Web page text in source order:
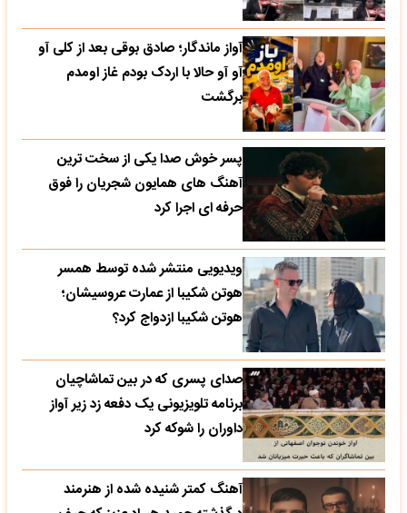
آواز ماندگار؛ صادق بوقی بعد از کلی آو
آو آو حالا با اردک بودم غاز اومدم
برگشت
پسر خوش صدا یکی از سخت ترین
آهنگ های همایون شجریان را فوق
حرفه ای اجرا کرد
ویدیویی منتشر شده توسط همسر
هوتن شکیبا از عمارت عروسیشان؛
هوتن شکیبا ازدواج کرد؟
صدای پسری که در بین تماشاچیان
برنامه تلویزیونی یک دفعه زد زیر آواز
داوران را شوکه کرد
آهنگ کمتر شنیده شده از هنرمند